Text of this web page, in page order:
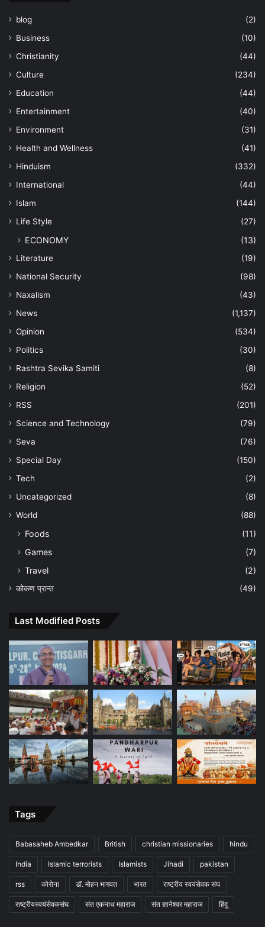
blog
(2)
Business
(10)
Christianity
(44)
Culture
(234)
Education
(44)
Entertainment
(40)
Environment
(31)
Health and Wellness
(41)
Hinduism
(332)
International
(44)
Islam
(144)
Life Style
(27)
ECONOMY (13)
Literature
(19)
National Security
(98)
Naxalism
(43)
News
(1,137)
Opinion
(534)
Politics
(30)
Rashtra Sevika Samiti
(8)
Religion
(52)
RSS
(201)
Science and Technology
(79)
Seva
(76)
Special Day
(150)
Tech
(2)
Uncategorized
(8)
World
(88)
Foods
(11)
Games
(7)
Travel
(2)
कोकण प्रान्त (49)
Last Modified Posts
Tags
Babasaheb Ambedkar British christian missionaries hindu
India Islamic terrorists Islamists Jihadi pakistan
rss कोरोना डॉ. मोहन भागवत भारत राष्ट्रीय स्वयंसेवक संघ
राष्ट्रीयस्वयंसेवकसंघ संत एकनाथ महाराज संत ज्ञानेश्वर महाराज हिंदू